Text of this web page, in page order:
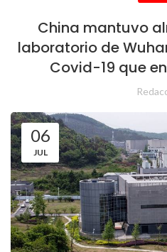
China mantuvo
laboratorio de
Covid-19 que
06
JUL